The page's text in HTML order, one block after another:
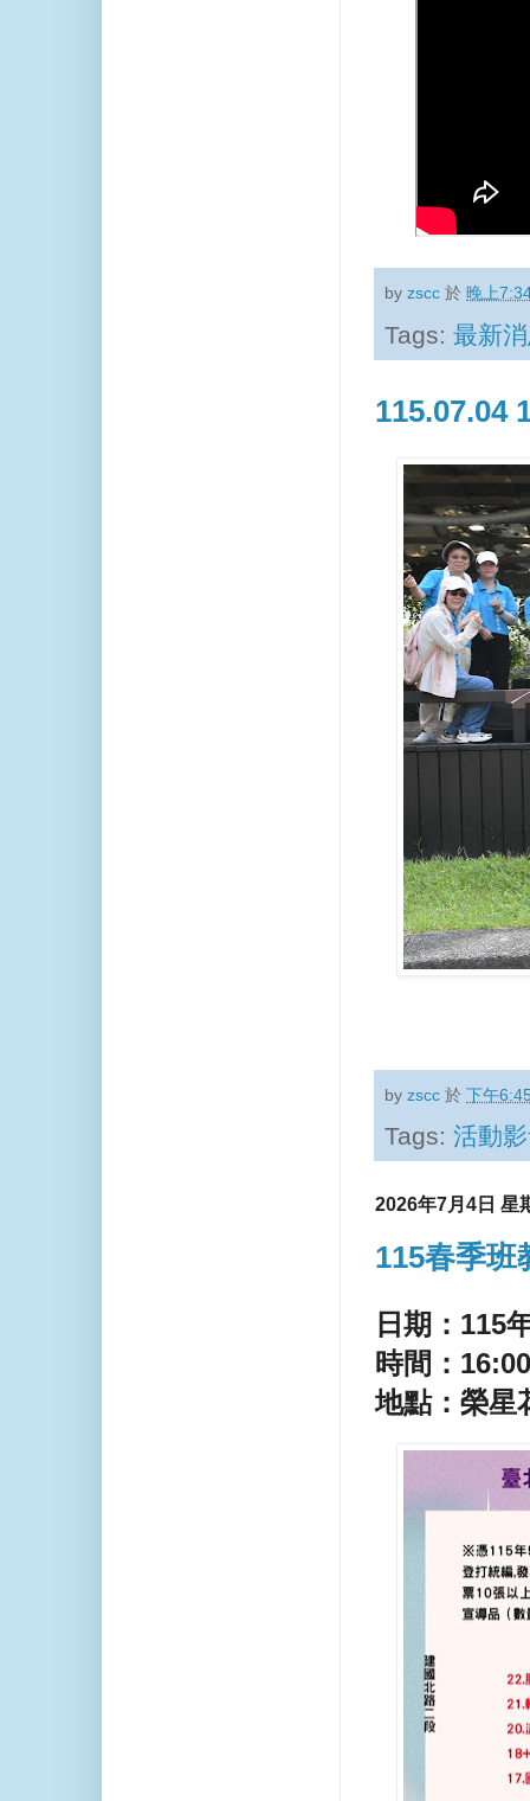
byzscc 於晚上
Tags:最新
115.07.04
byzscc 於下午
Tags:活動
2026年7月4日 星
115春季班
日期：115
時間：
地點：榮星